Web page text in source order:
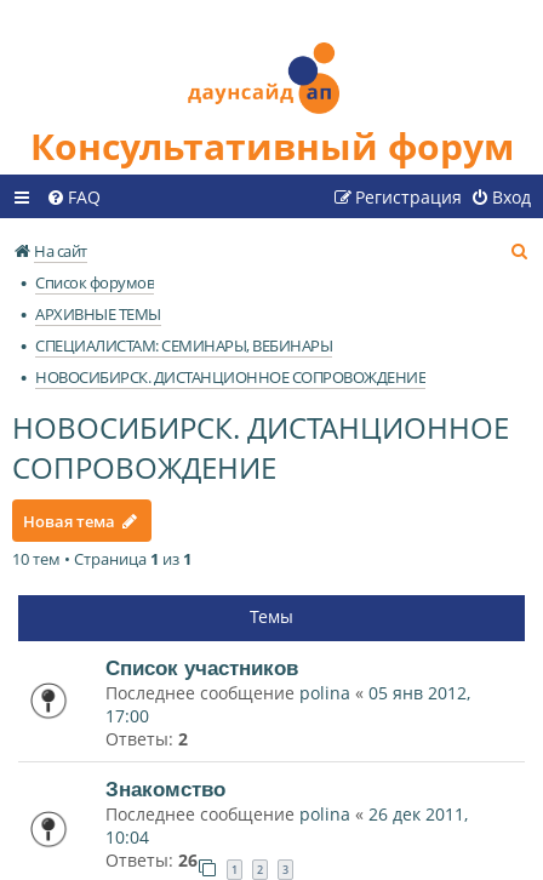
Консультативный форум
FAQ Вход
Регистрация
На сайт
Список форумов
АРХИВНЫЕ ТЕМЫ
СПЕЦИАЛИСТАМ: СЕМИНАРЫ, ВЕБИНАРЫ
НОВОСИБИРСК. ДИСТАНЦИОННОЕ СОПРОВОЖДЕНИЕ
НОВОСИБИРСК. ДИСТАНЦИОННОЕ
СОПРОВОЖДЕНИЕ
Новая тема
10 тем • Страница 1 из 1
Темы
Список участников
Последнее сообщение polina « 05 янв 2012,
17:00
Ответы: 2
Знакомство
Последнее сообщение polina « 26 дек 2011,
10:04
Ответы: 26 1 2 3